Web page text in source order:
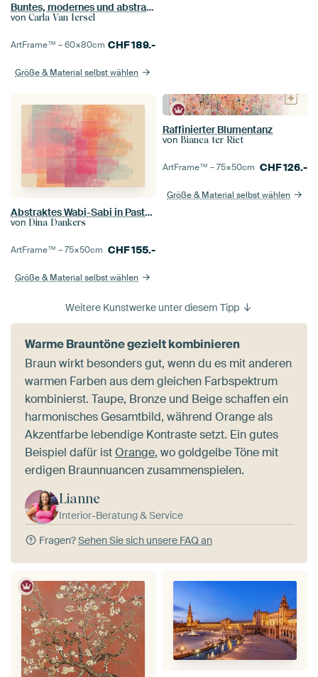
Buntes, modernes und abstraktes Porträt
von Carla Van Iersel
ArtFrame™ –60×80cm CHF189.-
Größe & Material selbst wählen
Abstraktes Wabi-Sabi in Pastellgelb, Rosa, Beige, Hellblau II
von Dina Dankers
ArtFrame™ –75×50cm CHF155.-
Größe & Material selbst wählen
Raffinierter Blumentanz
von Bianca ter Riet
ArtFrame™ –75×50cm CHF126.-
Größe & Material selbst wählen
Weitere Kunstwerke unter diesem Tipp
Warme Brauntöne gezielt kombinieren
Braun wirkt besonders gut, wenn du es mit anderen
warmen Farben aus dem gleichen Farbspektrum
kombinierst. Taupe, Bronze und Beige schaffen ein
harmonisches Gesamtbild, während Orange als
Akzentfarbe lebendige Kontraste setzt. Ein gutes
Beispiel dafür istOrange, wo goldgelbe Töne mit
erdigen Braunnuancen zusammenspielen.
Lianne
Interior-Beratung & Service
Fragen?Sehen Sie sich unsere FAQ an